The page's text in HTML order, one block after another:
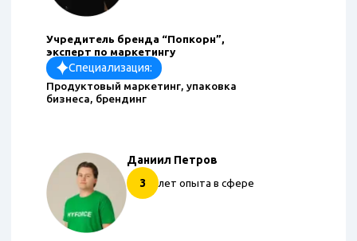
Учредитель бренда “Попкорн”,
эксперт по маркетингу
Специализация:
Продуктовый маркетинг, упаковка
бизнеса, брендинг
Даниил Петров
3
лет опыта в сфере